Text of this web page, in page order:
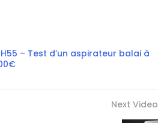
H55 – Test d’un aspirateur balai à
Next Video